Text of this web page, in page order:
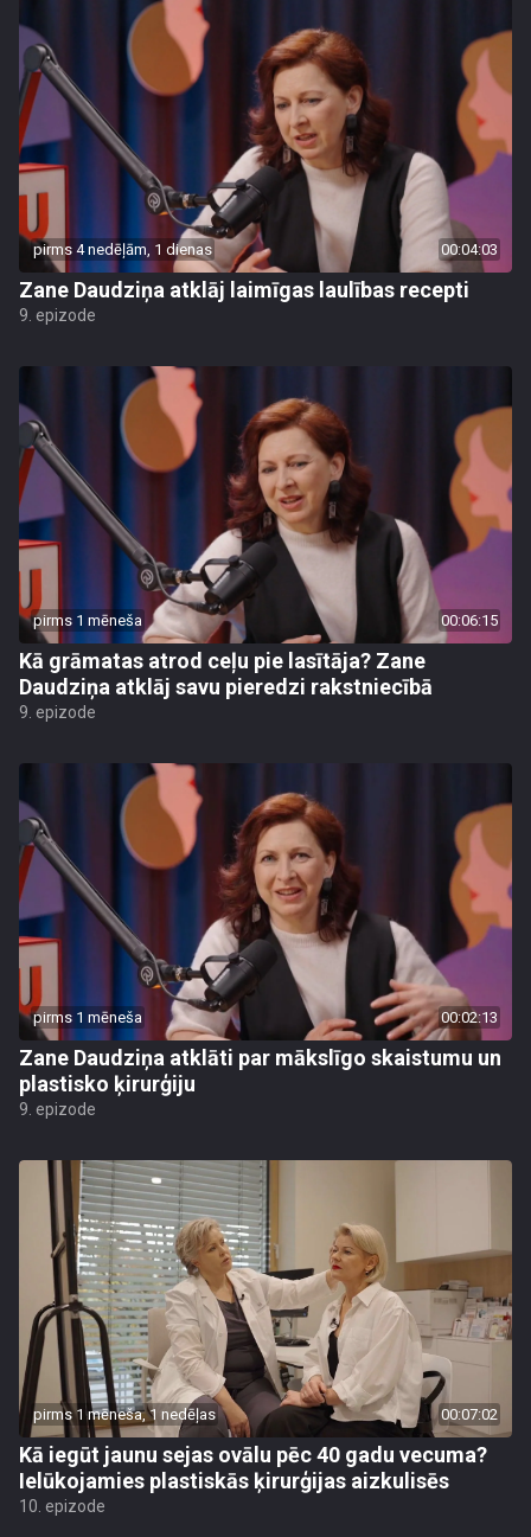
pirms 4 nedēļām, 1 dienas 00:04:03
Zane Daudziņa atklāj laimīgas laulības recepti
9. epizode
pirms 1 mēneša 00:06:15
Kā grāmatas atrod ceļu pie lasītāja? Zane
Daudziņa atklāj savu pieredzi rakstniecībā
9. epizode
pirms 1 mēneša 00:02:13
Zane Daudziņa atklāti par mākslīgo skaistumu un
plastisko ķirurģiju
9. epizode
pirms 1 mēneša, 1 nedēļas 00:07:02
Kā iegūt jaunu sejas ovālu pēc 40 gadu vecuma?
Ielūkojamies plastiskās ķirurģijas aizkulisēs
10. epizode